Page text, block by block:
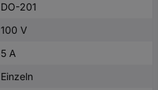
DO-201
100 V
5 A
Einzeln